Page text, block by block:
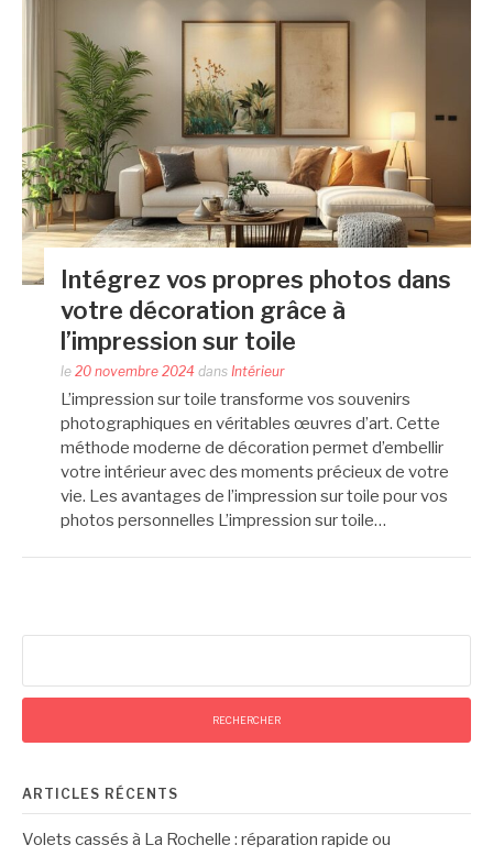
Intégrez vos propres photos dans
votre décoration grâce à
l’impression sur toile
le 20 novembre 2024 dans Intérieur
L’impression sur toile transforme vos souvenirs
photographiques en véritables œuvres d’art. Cette
méthode moderne de décoration permet d’embellir
votre intérieur avec des moments précieux de votre
vie. Les avantages de l’impression sur toile pour vos
photos personnelles L’impression sur toile…
ARTICLES RÉCENTS
Volets cassés à La Rochelle : réparation rapide ou